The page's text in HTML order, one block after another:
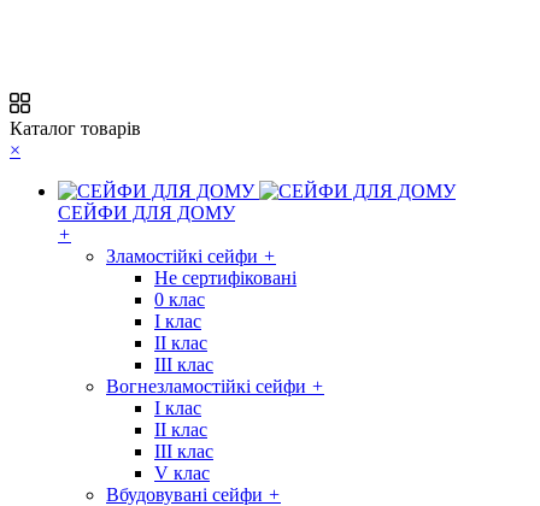
Каталог товарів
×
СЕЙФИ ДЛЯ ДОМУ
+
Зламостійкі сейфи +
Не сертифіковані
0 клас
I клас
II клас
III клас
Вогнезламостійкі сейфи +
I клас
II клас
III клас
V клас
Вбудовувані сейфи +